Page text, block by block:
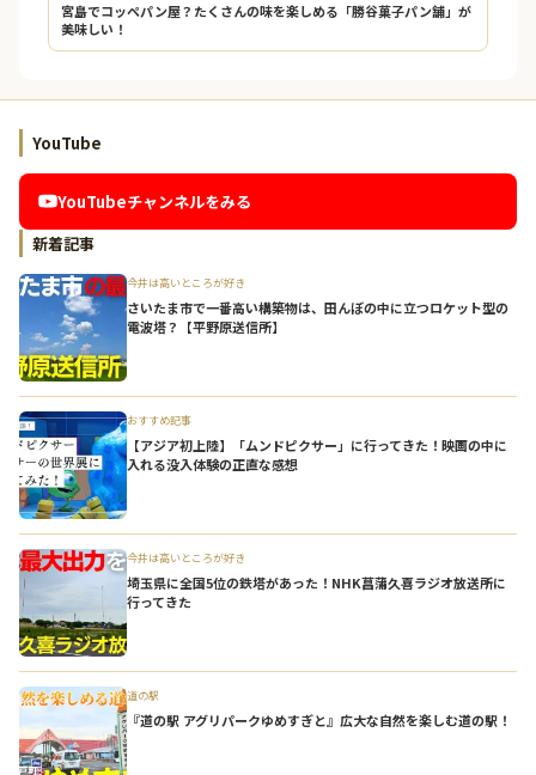
宮島でコッペパン屋？たくさんの味を楽しめる「勝谷菓子パン舗」が
美味しい！
YouTube
YouTubeチャンネルをみる
新着記事
今井は高いところが好き
さいたま市で一番高い構築物は、田んぼの中に立つロケット型の
電波塔？【平野原送信所】
おすすめ記事
【アジア初上陸】「ムンドピクサー」に行ってきた！映画の中に
入れる没入体験の正直な感想
今井は高いところが好き
埼玉県に全国5位の鉄塔があった！NHK菖蒲久喜ラジオ放送所に
行ってきた
道の駅
『道の駅 アグリパークゆめすぎと』広大な自然を楽しむ道の駅！